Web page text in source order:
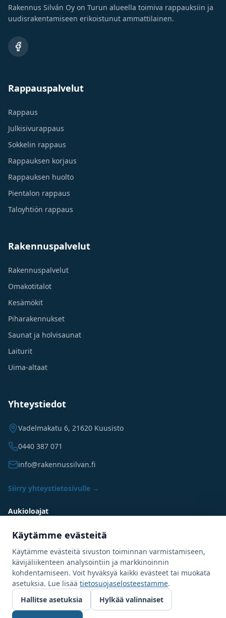
Rakennus Silván Oy on Turun alueella toimiva rappauksiin ja
uudisrakentamiseen erikoistunut ammattilainen.
Rappauspalvelut
Rappaus
Julkisivurappaus
Sokkelin rappaus
Rappauksen korjaus
Rappauksen huolto
Pientalon rappaus
Taloyhtiön rappaus
Rakennuspalvelut
Rakennuspalvelut
Omakotitalot
Kesämökit
Piharakennukset
Saunat ja holvisaunat
Laiturit
Uima-altaat
Yhteystiedot
Vadelmakatu 6, 21620 Kuusisto
0440 387 071
info@rakennussilvan.fi
Siirry yhteystietosivulle →
Aukioloajat
La–Su
©2026Rakennus Silván Oy. Kaikki oikeudet pidätetään.
Tietosuojaseloste
Käytämme evästeitä
Käytämme evästeitä sivuston toiminnan varmistamiseen,
kävijäliikenteen analysointiin ja markkinoinnin
kohdentamiseen. Voit hyväksyä kaikki evästeet tai muokata
asetuksia. Lue lisää tietosuojaselosteestamme.
Hallitse asetuksia
Hylkää valinnaiset